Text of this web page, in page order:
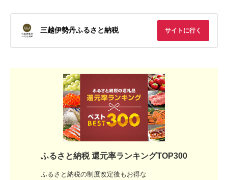
三越伊勢丹ふるさと納税 サイトに行く
ふるさと納税 還元率ランキングTOP300
ふるさと納税の制度改定後もお得な